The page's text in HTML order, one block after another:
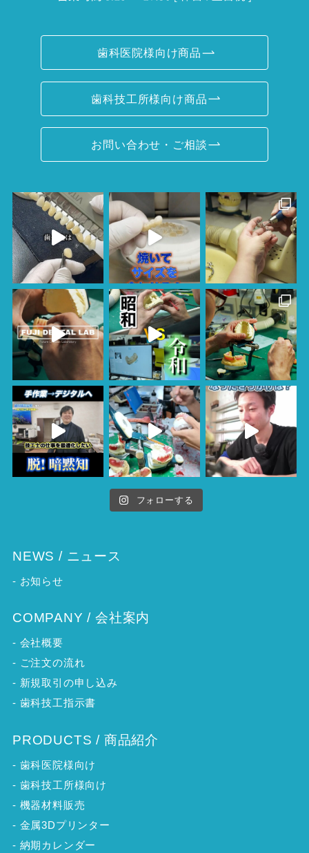
歯科医院様向け商品
歯科技工所様向け商品
お問い合わせ・ご相談
フォローする
NEWS / ニュース
- お知らせ
COMPANY / 会社案内
- 会社概要
- ご注文の流れ
- 新規取引の申し込み
- 歯科技工指示書
PRODUCTS / 商品紹介
- 歯科医院様向け
- 歯科技工所様向け
- 機器材料販売
- 金属3Dプリンター
- 納期カレンダー